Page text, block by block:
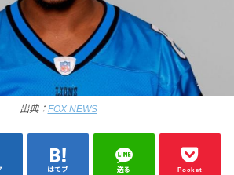
出典： FOX NEWS
はてブ 送る Pocket